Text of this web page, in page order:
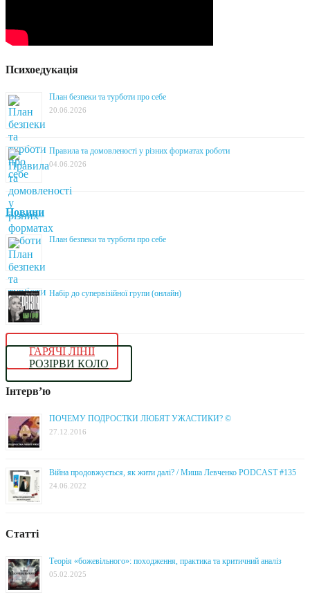
Психоедукація
План безпеки та турботи про себе
20.06.2026
Правила та домовленості у різних форматах роботи
04.06.2026
Новини
План безпеки та турботи про себе
Набір до супервізійної групи (онлайн)
ГАРЯЧІ ЛІНІЇ
РОЗІРВИ КОЛО
Інтерв’ю
ПОЧЕМУ ПОДРОСТКИ ЛЮБЯТ УЖАСТИКИ? ©
27.12.2016
Війна продовжується, як жити далі? / Миша Левченко PODCAST #135
24.06.2022
Статті
Теорія «божевільного»: походження, практика та критичний аналіз
05.02.2025